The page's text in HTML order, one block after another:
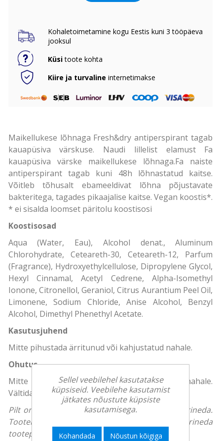
Kohaletoimetamine kogu Eestis kuni 3 tööpäeva
jooksul
Küsitoote kohta
Kiire ja turvaline internetimakse
Maikellukese lõhnaga Fresh&dry antiperspirant tagab
kauapüsiva värskuse. Naudi lillelist elamust Fa
kauapüsiva värske maikellukese lõhnaga.Fa naiste
antiperspirant tagab kuni 48h lõhnastatud kaitse.
Võitleb tõhusalt ebameeldivat lõhna põjustavate
bakteritega, tagades pikaajalise kaitse. Vegan koostis*.
* ei sisalda loomset päritolu koostisosi
Koostisosad
Aqua (Water, Eau), Alcohol denat., Aluminum
Chlorohydrate, Ceteareth-30, Ceteareth-12, Parfum
(Fragrance), Hydroxyethylcellulose, Dipropylene Glycol,
Hexyl Cinnamal, Acetyl Cedrene, Alpha-Isomethyl
Ionone, Citronellol, Geraniol, Citrus Aurantium Peel Oil,
Limonene, Sodium Chloride, Anise Alcohol, Benzyl
Alcohol, Dimethyl Phenethyl Acetate.
Kasutusjuhend
Mitte pihustada ärritunud või kahjustatud nahale.
Ohutus
Mitte pihustada ärritunud või kahjustatud nahale.
Vältida silma sattumist.
Pilt on illustreeriv, toote tegelik välimus võib erineda.
Tootekirjeldus on üldise iseloomuga ning võib erineda
tootepakendil olevast teabest.
Sellel veebilehel kasutatakse
küpsiseid. Veebilehe kasutamist
jätkates nõustute küpsiste
kasutamisega.
Kohandada Nõustun kõigiga